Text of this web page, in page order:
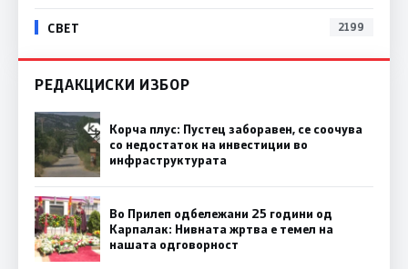
СВЕТ 2199
РЕДАКЦИСКИ ИЗБОР
Корча плус: Пустец заборавен, се соочува
со недостаток на инвестиции во
инфраструктурата
Во Прилеп одбележани 25 години од
Карпалак: Нивната жртва е темел на
нашата одговорност